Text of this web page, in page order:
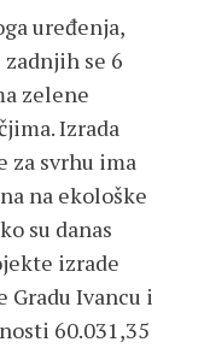
uređenja,
zadnjih se 6
zelene
Izrada
za svrhu ima
na ekološke
su danas
izrade
Gradu Ivancu i
60.031,35